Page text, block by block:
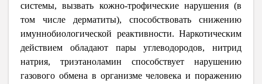
системы, вызвать кожно-трофические нарушения (в
том числе дерматиты), способствовать снижению
имуннобиологической реактивности. Наркотическим
действием обладают пары углеводородов, нитрид
натрия, триэтаноламин способствует нарушению
газового обмена в организме человека и поражению